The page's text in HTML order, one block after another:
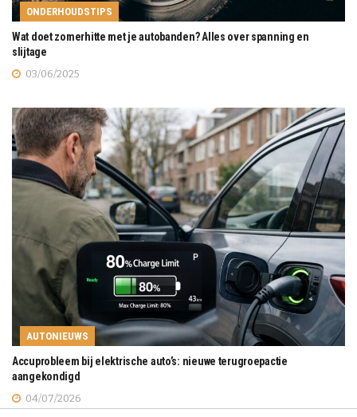
ONDERHOUDSTIPS
Wat doet zomerhitte met je autobanden? Alles over spanning en
slijtage
03/06/2025
AUTONIEUWS
Accuprobleem bij elektrische auto’s: nieuwe terugroepactie
aangekondigd
04/07/2026